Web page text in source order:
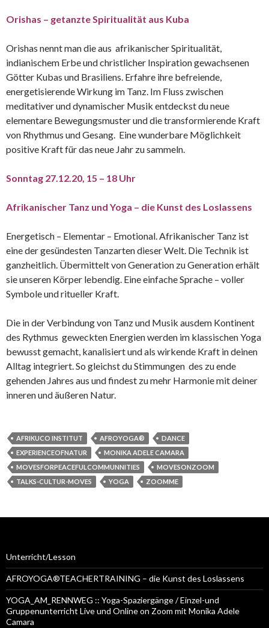
Orishas – getanzte Spiritualität aus Kuba
Orishas nennt man die aus afrikanischer Spiritualität,
indianischem Erbe und christlicher Inspiration gewachsenen
Götter Kubas und Brasiliens. Erfahre ihre befreiende,
energetisierende Wirkung im Tanz. Im Fluss zwischen
meditativer und dynamischer Musik entdeckst du neue
elementare Bewegungsmuster und die transformierende Kraft
von Rhythmus und Gesang. Eine wunderbare Möglichkeit
positive Kraft für das neue Jahr zu sammeln.
Sonntag 27.12.20, 15 – 18 Uhr
Afrikanischer Tanz und Yoga – die Kunst des Loslassens
Energetisch – Elementar – Emotional. Afrikanischer Tanz ist
eine der gesündesten Tanzarten dieser Welt. Die Technik ist
ganzheitlich. Übermittelt von Generation zu Generation erhält
sie unseren Körper lebendig. Eine einfache Sprache – voller
Symbole und ritueller Kraft.
Die in der Verbindung von Tanz und Musik ausdem Kontinent
des Rythmus geweckten Energien werden im klassischen Yoga
bewusst gemacht, kanalisiert und als wirkende Kraft in deinen
Alltag integriert. So gleichst du Stimmungen des zu ende
gehenden Jahres aus und findest zu mehr Harmonie mit deiner
inneren und äußeren Natur.
AFRIKUCO INSTITUT AFROYOGA®
DANCE
EXPERIENCEOFNATUR
MONIKA ADELE CAMARA
MOVESFORPEACEFULCOMMUNNITIES
MOVESONZOOM
TALKS-CULTUR-MOVES
YOGA ZOOMME
Unterricht/Lesson
AFROYOGA®TEACHERTRAINING – die Kunst des Loslassens
YOGA_AM_RENNWEG :: Yoga-Spaziergänge / Einzel-und
Gruppenunterricht Live und Online on Zoom mit Monika Adele
Camara